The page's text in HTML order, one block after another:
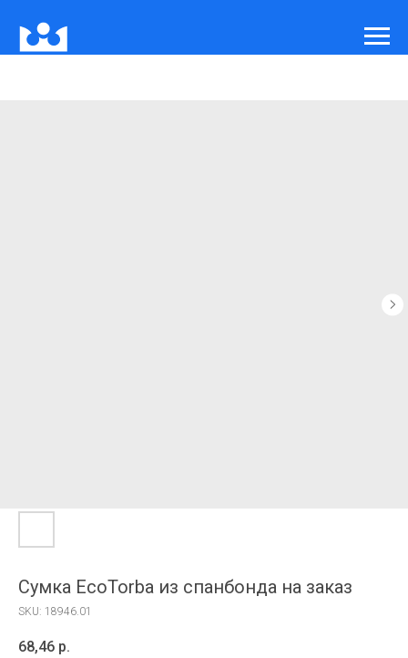
Сумка EcoTorba из спанбонда на заказ
SKU: 18946.01
68,46 р.